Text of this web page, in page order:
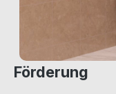
Förderung